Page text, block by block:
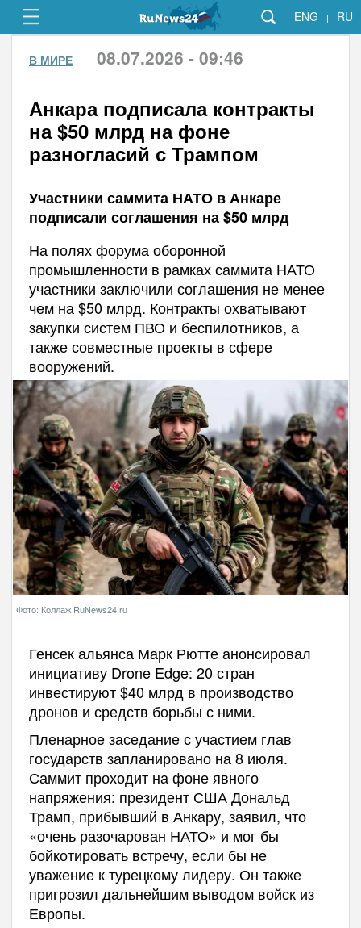
ENG | RU
В МИРЕ 08.07.2026 - 09:46
Анкара подписала контракты
на $50 млрд на фоне
разногласий с Трампом
Участники саммита НАТО в Анкаре
подписали соглашения на $50 млрд
На полях форума оборонной
промышленности в рамках саммита НАТО
участники заключили соглашения не менее
чем на $50 млрд. Контракты охватывают
закупки систем ПВО и беспилотников, а
также совместные проекты в сфере
вооружений.
Фото: Коллаж RuNews24.ru
Генсек альянса Марк Рютте анонсировал
инициативу Drone Edge: 20 стран
инвестируют $40 млрд в производство
дронов и средств борьбы с ними.
Пленарное заседание с участием глав
государств запланировано на 8 июля.
Саммит проходит на фоне явного
напряжения: президент США Дональд
Трамп, прибывший в Анкару, заявил, что
«очень разочарован НАТО» и мог бы
бойкотировать встречу, если бы не
уважение к турецкому лидеру. Он также
пригрозил дальнейшим выводом войск из
Европы.